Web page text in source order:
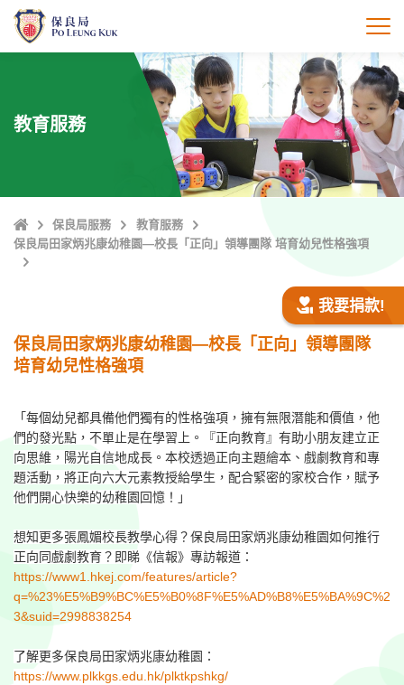
打
教育服務
主
頁
保良局服務
教育服務
保良局田家炳兆康幼稚園—校長「正向」領導團隊 培育幼兒性格強項
我要捐款!
保良局田家炳兆康幼稚園—校長「正向」領導團隊
培育幼兒性格強項
「每個幼兒都具備他們獨有的性格強項，擁有無限潛能和價值，他
們的發光點，不單止是在學習上。『正向教育』有助小朋友建立正
向思維，陽光自信地成長。本校透過正向主題繪本、戲劇教育和專
題活動，將正向六大元素教授給學生，配合緊密的家校合作，賦予
他們開心快樂的幼稚園回憶！」
想知更多張鳳媚校長教學心得？保良局田家炳兆康幼稚園如何推行
正向同戲劇教育？即睇《信報》專訪報道：
https://www1.hkej.com/features/article?
q=%23%E5%B9%BC%E5%B0%8F%E5%AD%B8%E5%BA%9C%2
3&suid=2998838254
了解更多保良局田家炳兆康幼稚園 ：
https://www.plkkgs.edu.hk/plktkpshkg/